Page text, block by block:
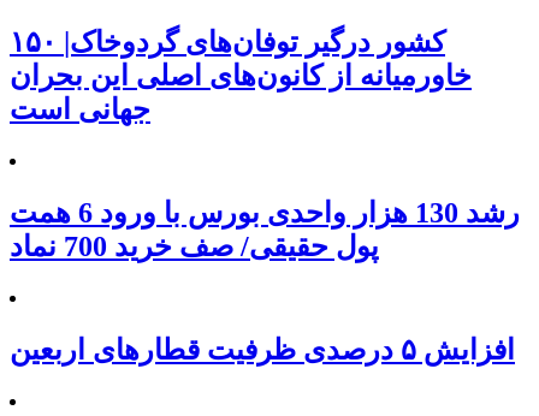
۱۵۰ کشور درگیر توفان‌های گردوخاک|
خاورمیانه از کانون‌های اصلی این بحران
جهانی است
رشد 130 هزار واحدی بورس با ورود 6 همت
پول حقیقی/ صف خرید 700 نماد
افزایش ۵ درصدی ظرفیت قطارهای اربعین